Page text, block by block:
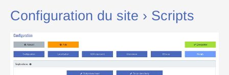
Configuration du site › Scripts